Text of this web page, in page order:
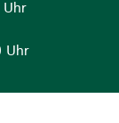
Uhr
Uhr